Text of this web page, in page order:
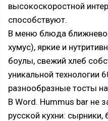
высокоскоростной
способствуют.
В меню блюда
хумус), яркие и
боулы, свежий хлеб
уникальной технологии
разнообразные тосты
В Word. Hummus bar не
русской кухни: сырники,